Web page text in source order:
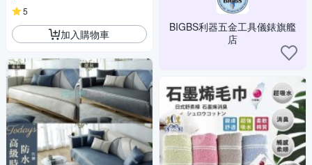
5
加入購物車
BIGBS利器五金工具儀錶旗艦
店